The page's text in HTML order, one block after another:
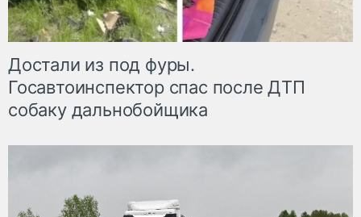
Достали из под фуры.
Госавтоинспектор спас после ДТП
собаку дальнобойщика